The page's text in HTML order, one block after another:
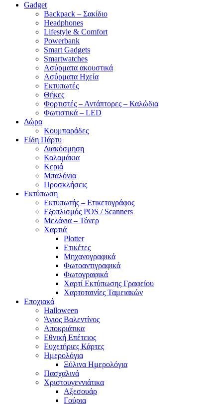
Gadget
Backpack – Σακίδιο
Headphones
Lifestyle & Comfort
Powerbank
Smart Gadgets
Smartwatches
Ασύρματα ακουστικά
Ασύρματα Ηχεία
Εκτυπωτές
Θήκες
Φορτιστές – Αντάπτορες – Καλώδια
Φωτιστικά – LED
Δώρα
Κουμπαράδες
Είδη Πάρτυ
Διακόσμηση
Καλαμάκια
Κεριά
Μπαλόνια
Προσκλήσεις
Εκτύπωση
Εκτυπωτής – Ετικετογράφος
Εξοπλισμός POS / Scanners
Μελάνια – Τόνερ
Χαρτιά
Plotter
Ετικέτες
Μηχανογραφικά
Φωτοαντιγραφικά
Φωτογραφικά
Χαρτί Εκτύπωσης Γραφείου
Χαρτοταινίες Ταμειακών
Εποχιακά
Halloween
Άγιος Βαλεντίνος
Αποκριάτικα
Εθνική Επέτειος
Ευχετήριες Κάρτες
Ημερολόγια
Ξύλινα Ημερολόγια
Πασχαλινά
Χριστουγεννιάτικα
Αξεσουάρ
Γούρια